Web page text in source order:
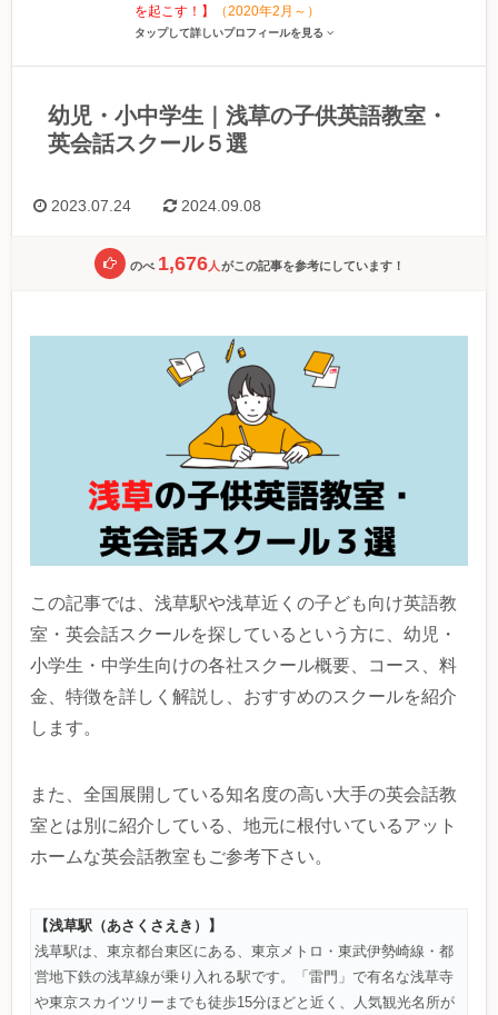
を起こす！】
（2020年2月～）
タップして詳しいプロフィールを見る
幼児・小中学生｜浅草の子供英語教室・
英会話スクール５選
2023.07.24 2024.09.08
のべ 1,676人 がこの記事を参考にしています！
この記事では、浅草駅や浅草近くの子ども向け英語教
室・英会話スクールを探しているという方に、幼児・
小学生・中学生向けの各社スクール概要、コース、料
金、特徴を詳しく解説し、おすすめのスクールを紹介
します。
また、全国展開している知名度の高い大手の英会話教
室とは別に紹介している、地元に根付いているアット
ホームな英会話教室もご参考下さい。
【浅草駅（あさくさえき）】
浅草駅は、東京都台東区にある、東京メトロ・東武伊勢崎線・都
営地下鉄の浅草線が乗り入れる駅です。「雷門」で有名な浅草寺
や東京スカイツリーまでも徒歩15分ほどと近く、人気観光名所が